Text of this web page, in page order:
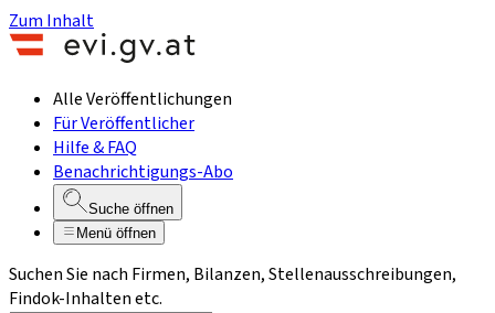
Zum Inhalt
Alle Veröffentlichungen
Für Veröffentlicher
Hilfe & FAQ
Benachrichtigungs-Abo
Suche öffnen
Menü öffnen
Suchen Sie nach Firmen, Bilanzen, Stellenausschreibungen,
Findok-Inhalten etc.